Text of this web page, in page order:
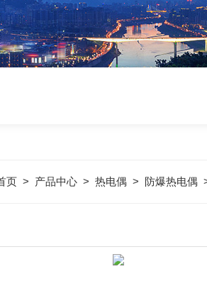
页> 产品中心> 热电偶> 防爆热电偶